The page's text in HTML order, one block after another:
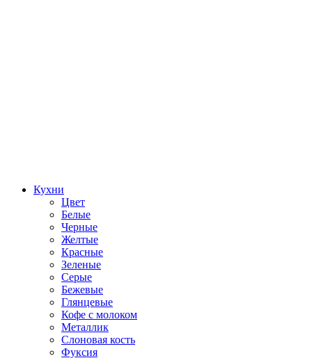
Кухни
Цвет
Белые
Черные
Желтые
Красные
Зеленые
Серые
Бежевые
Глянцевые
Кофе с молоком
Металлик
Слоновая кость
Фуксия